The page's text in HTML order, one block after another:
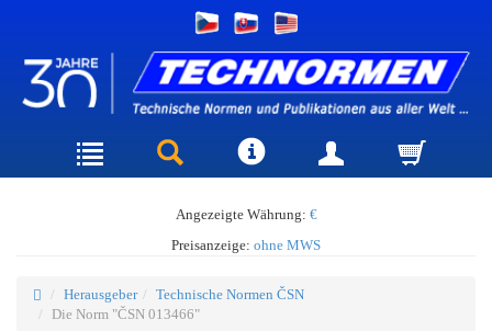
Angezeigte Währung: €
Preisanzeige: ohne MWS
Herausgeber
Technische Normen ČSN
Die Norm "ČSN 013466"